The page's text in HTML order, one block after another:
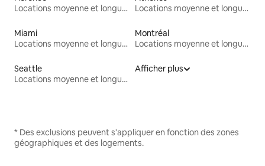
Locations moyenne et longue durée
Locations moyenne et longue durée
Miami
Locations moyenne et longue durée
Montréal
Locations moyenne et longue durée
Seattle
Locations moyenne et longue durée
Afficher plus
* Des exclusions peuvent s'appliquer en fonction des zones
géographiques et des logements.